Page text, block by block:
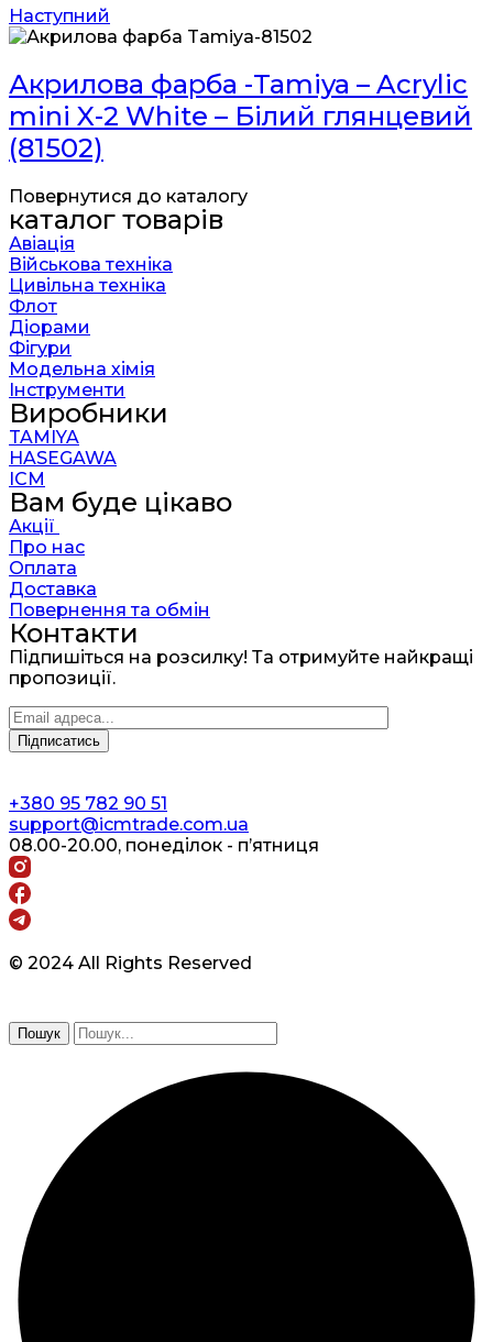
Наступний
Акрилова фарба -Tamiya – Acrylic
mini X-2 White – Білий глянцевий
(81502)
Повернутися до каталогу
каталог товарів
Авіація
Військова техніка
Цивільна техніка
Флот
Діорами
Фігури
Модельна хімія
Інструменти
Виробники
TAMIYA
HASEGAWA
ICM
Вам буде цікаво
Акції
Про нас
Оплата
Доставка
Повернення та обмін
Контакти
Підпишіться на розсилку! Та отримуйте найкращі
пропозиції.
+380 95 782 90 51
support@icmtrade.com.ua
08.00-20.00, понеділок - п’ятниця
© 2024 All Rights Reserved
Пошук